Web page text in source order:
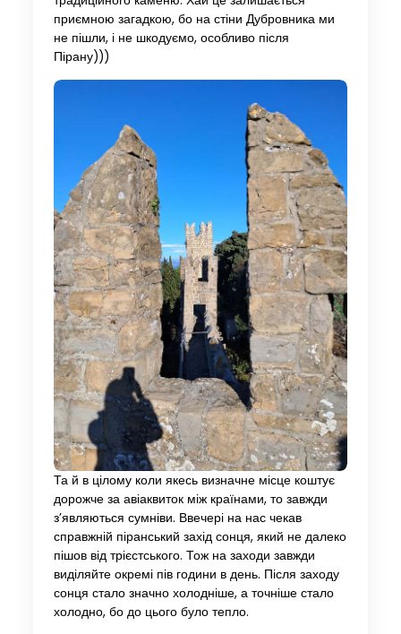
приємною загадкою, бо на стіни Дубровника ми
не пішли, і не шкодуємо, особливо після
Пірану)))
Та й в цілому коли якесь визначне місце коштує
дорожче за авіаквиток між країнами, то завжди
з’являються сумніви. Ввечері на нас чекав
справжній піранський захід сонця, який не далеко
пішов від трієстського. Тож на заходи завжди
виділяйте окремі пів години в день. Після заходу
сонця стало значно холодніше, а точніше стало
холодно, бо до цього було тепло.